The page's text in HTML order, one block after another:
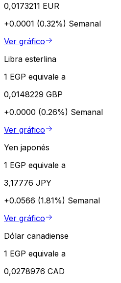
0,0173211 EUR
+0.0001 (0.32%) Semanal
Ver gráfico
Libra esterlina
1 EGP equivale a
0,0148229 GBP
+0.0000 (0.26%) Semanal
Ver gráfico
Yen japonés
1 EGP equivale a
3,17776 JPY
+0.0566 (1.81%) Semanal
Ver gráfico
Dólar canadiense
1 EGP equivale a
0,0278976 CAD